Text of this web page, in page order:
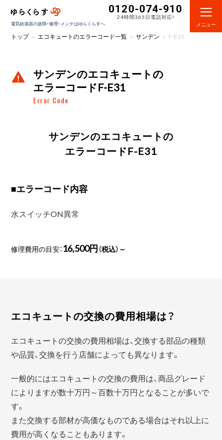
電気給湯器の故障・修理・メンテはゆらくらすへ
0120-074-910
24時間365日電話対応!
メニュー
トップ エコキュートのエラーコード一覧 サンデン F-E31
サンデンのエコキュートの
エラーコードF-E31
Error Code
サンデンのエコキュートの
エラーコードF-E31
■エラーコード内容
水スイッチON異常
修理費用の目安： 16,500円（税込）～
エコキュートの交換の費用相場は？
エコキュートの交換の費用相場は、交換する部品の種類
や品質、交換を行う店舗によっても異なります。
一般的にはエコキュートの交換の費用は、商品グレード
によりますが数十万円～百数十万円となることが多いで
す。
また交換する部材が高価なものである場合はそれ以上に
費用が高くなることもあります。